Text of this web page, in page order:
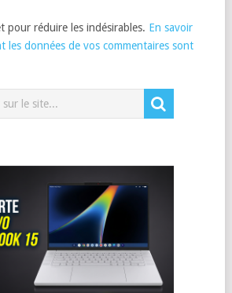
pour réduire les indésirables. En savoir
les données de vos commentaires sont